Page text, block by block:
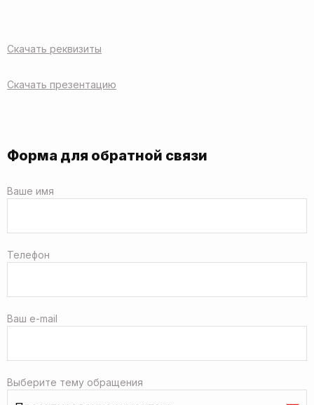
Скачать реквизиты
Скачать презентацию
Форма для обратной связи
Ваше имя
Телефон
Ваш e-mail
Выберите тему обращения